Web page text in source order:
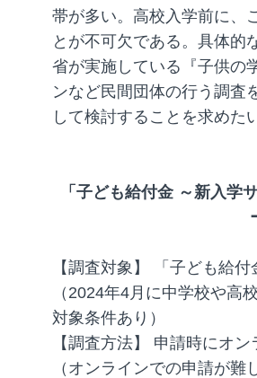
帯が多い。高校入学前に、
とが不可欠である。具体的
省が実施している『子供の
ンなど民間団体の行う調査
して検討することを求めた
「子ども給付金 ～新入学
【調査対象】 「子ども給
（2024年4月に中学校や高
対象条件あり）
【調査方法】 申請時にオ
（オンラインでの申請が